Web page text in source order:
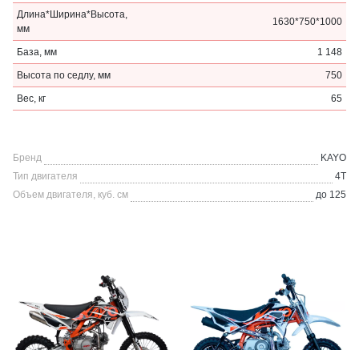
Длина*Ширина*Высота,
мм
1630*750*1000
База, мм 1 148
Высота по седлу, мм 750
Вес, кг 65
Бренд
KAYO
Тип двигателя
4Т
Объем двигателя, куб. см
до 125